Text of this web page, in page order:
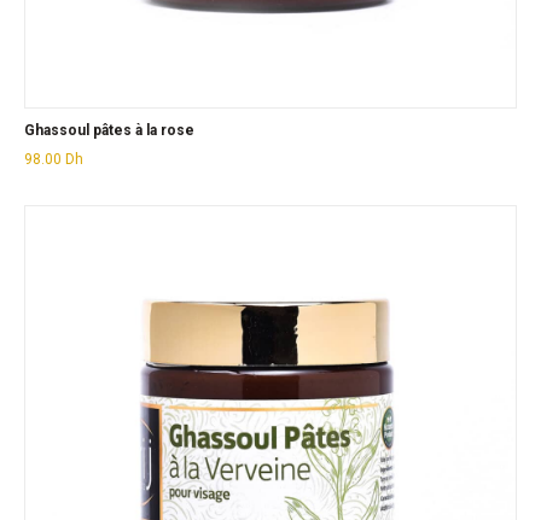
Ghassoul pâtes à la rose
98.00 Dh